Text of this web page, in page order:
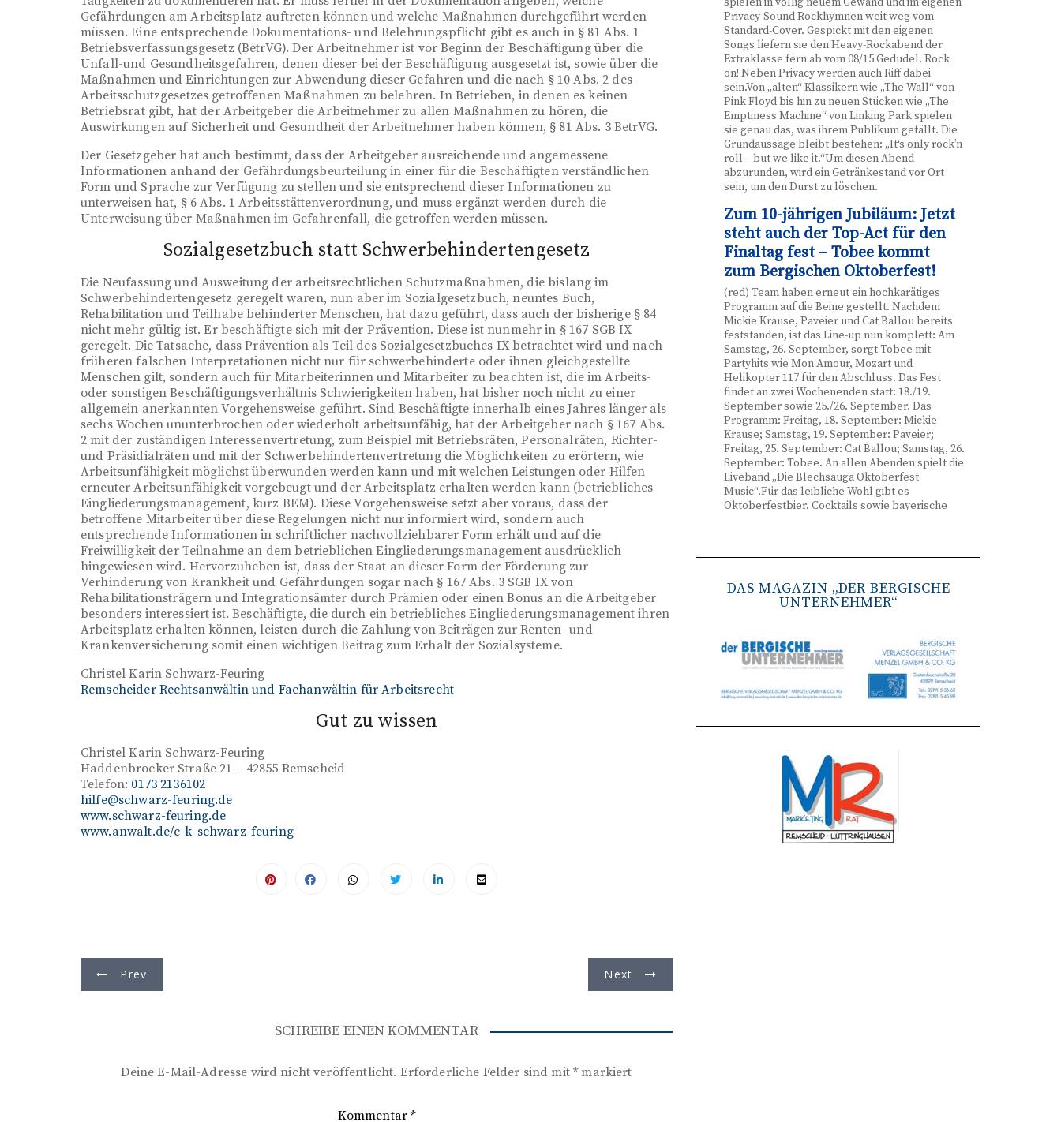
Gefährdungen am Arbeitsplatz auftreten können und welche Maßnahmen durchgeführt werden
müssen. Eine entsprechende Dokumentations- und Belehrungspflicht gibt es auch in § 81 Abs. 1
Betriebsverfassungsgesetz (BetrVG). Der Arbeitnehmer ist vor Beginn der Beschäftigung über die
Unfall-und Gesundheitsgefahren, denen dieser bei der Beschäftigung ausgesetzt ist, sowie über die
Maßnahmen und Einrichtungen zur Abwendung dieser Gefahren und die nach § 10 Abs. 2 des
Arbeitsschutzgesetzes getroffenen Maßnahmen zu belehren. In Betrieben, in denen es keinen
Betriebsrat gibt, hat der Arbeitgeber die Arbeitnehmer zu allen Maßnahmen zu hören, die
Auswirkungen auf Sicherheit und Gesundheit der Arbeitnehmer haben können, § 81 Abs. 3 BetrVG.
Der Gesetzgeber hat auch bestimmt, dass der Arbeitgeber ausreichende und angemessene
Informationen anhand der Gefährdungsbeurteilung in einer für die Beschäftigten verständlichen
Form und Sprache zur Verfügung zu stellen und sie entsprechend dieser Informationen zu
unterweisen hat, § 6 Abs. 1 Arbeitsstättenverordnung, und muss ergänzt werden durch die
Unterweisung über Maßnahmen im Gefahrenfall, die getroffen werden müssen.
Sozialgesetzbuch statt Schwerbehindertengesetz
Die Neufassung und Ausweitung der arbeitsrechtlichen Schutzmaßnahmen, die bislang im
Schwerbehindertengesetz geregelt waren, nun aber im Sozialgesetzbuch, neuntes Buch,
Rehabilitation und Teilhabe behinderter Menschen, hat dazu geführt, dass auch der bisherige § 84
nicht mehr gültig ist. Er beschäftigte sich mit der Prävention. Diese ist nunmehr in § 167 SGB IX
geregelt. Die Tatsache, dass Prävention als Teil des Sozialgesetzbuches IX betrachtet wird und nach
früheren falschen Interpretationen nicht nur für schwerbehinderte oder ihnen gleichgestellte
Menschen gilt, sondern auch für Mitarbeiterinnen und Mitarbeiter zu beachten ist, die im Arbeits-
oder sonstigen Beschäftigungsverhältnis Schwierigkeiten haben, hat bisher noch nicht zu einer
allgemein anerkannten Vorgehensweise geführt. Sind Beschäftigte innerhalb eines Jahres länger als
sechs Wochen ununterbrochen oder wiederholt arbeitsunfähig, hat der Arbeitgeber nach § 167 Abs.
2 mit der zuständigen Interessenvertretung, zum Beispiel mit Betriebsräten, Personalräten, Richter-
und Präsidialräten und mit der Schwerbehindertenvertretung die Möglichkeiten zu erörtern, wie
Arbeitsunfähigkeit möglichst überwunden werden kann und mit welchen Leistungen oder Hilfen
erneuter Arbeitsunfähigkeit vorgebeugt und der Arbeitsplatz erhalten werden kann (betriebliches
Eingliederungsmanagement, kurz BEM). Diese Vorgehensweise setzt aber voraus, dass der
betroffene Mitarbeiter über diese Regelungen nicht nur informiert wird, sondern auch
entsprechende Informationen in schriftlicher nachvollziehbarer Form erhält und auf die
Freiwilligkeit der Teilnahme an dem betrieblichen Eingliederungsmanagement ausdrücklich
hingewiesen wird. Hervorzuheben ist, dass der Staat an dieser Form der Förderung zur
Verhinderung von Krankheit und Gefährdungen sogar nach § 167 Abs. 3 SGB IX von
Rehabilitationsträgern und Integrationsämter durch Prämien oder einen Bonus an die Arbeitgeber
besonders interessiert ist. Beschäftigte, die durch ein betriebliches Eingliederungsmanagement ihren
Arbeitsplatz erhalten können, leisten durch die Zahlung von Beiträgen zur Renten- und
Krankenversicherung somit einen wichtigen Beitrag zum Erhalt der Sozialsysteme.
Christel Karin Schwarz-Feuring
Remscheider Rechtsanwältin und Fachanwältin für Arbeitsrecht
Gut zu wissen
Christel Karin Schwarz-Feuring
Haddenbrocker Straße 21 – 42855 Remscheid
Telefon: 0173 2136102
hilfe@schwarz-feuring.de
www.schwarz-feuring.de
www.anwalt.de/c-k-schwarz-feuring
e
Prev Next
SCHREIBE EINEN KOMMENTAR
Deine E-Mail-Adresse wird nicht veröffentlicht. Erforderliche Felder sind mit*markiert
Kommentar*
Privacy-Sound Rockhymnen weit weg vom
Standard-Cover. Gespickt mit den eigenen
Songs liefern sie den Heavy-Rockabend der
Extraklasse fern ab vom 08/15 Gedudel. Rock
on! Neben Privacy werden auch Riff dabei
sein.Von „alten“ Klassikern wie „The Wall“ von
Pink Floyd bis hin zu neuen Stücken wie „The
Emptiness Machine“ von Linking Park spielen
sie genau das, was ihrem Publikum gefällt. Die
Grundaussage bleibt bestehen: „It‘s only rock’n
roll – but we like it.“Um diesen Abend
abzurunden, wird ein Getränkestand vor Ort
sein, um den Durst zu löschen.
Zum 10-jährigen Jubiläum: Jetzt
steht auch der Top-Act für den
Finaltag fest – Tobee kommt
zum Bergischen Oktoberfest!
(red) Team haben erneut ein hochkarätiges
Programm auf die Beine gestellt. Nachdem
Mickie Krause, Paveier und Cat Ballou bereits
feststanden, ist das Line-up nun komplett: Am
Samstag, 26. September, sorgt Tobee mit
Partyhits wie Mon Amour, Mozart und
Helikopter 117 für den Abschluss. Das Fest
findet an zwei Wochenenden statt: 18./19.
September sowie 25./26. September. Das
Programm: Freitag, 18. September: Mickie
Krause; Samstag, 19. September: Paveier;
Freitag, 25. September: Cat Ballou; Samstag, 26.
September: Tobee. An allen Abenden spielt die
Liveband „Die Blechsauga Oktoberfest
Music“.Für das leibliche Wohl gibt es
Oktoberfestbier, Cocktails sowie bayerische
www.bergisches-oktoberfest.de sowie über die
Remscheid stärkt Krisenvorsorge
Remscheid trainieren Krisenstabsarbeit am
Institut der Feuerwehr NRW in Münster.
Wie funktioniert die Zusammenarbeit im
Krisenfall? Welche Entscheidungen müssen
unter Zeitdruck getroffen werden? Und wie
bestmöglich geschützt werden? Mit diesen und
Mitarbeitende der Stadt Remscheid Ende Juni in
Münster. Im Mittelpunkt der dreitägigen
Schulung am Institut der Feuerwehr Nordrhein-
Westfalen (IdF NRW) stand die Arbeit in
Krisenstäben. Anhand praxisnaher Szenarien
wurden Abläufe, Zuständigkeiten und
Entscheidungswege trainiert, die bei
DAS MAGAZIN „DER BERGISCHE
UNTERNEHMER“